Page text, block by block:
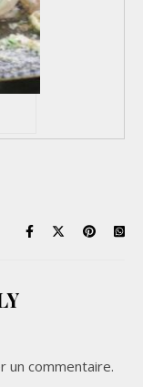
un commentaire.